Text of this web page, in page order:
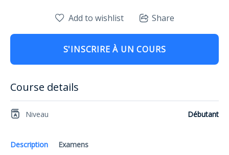
Description Examens
Add to wishlist Share
S'INSCRIRE À UN COURS
Course details
Niveau Débutant